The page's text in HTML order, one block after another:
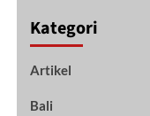
Kategori
Artikel
Bali